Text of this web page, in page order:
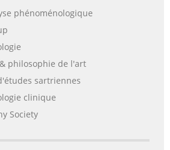
phénoménologique
philosophie de l'art
sartriennes
clinique
Society